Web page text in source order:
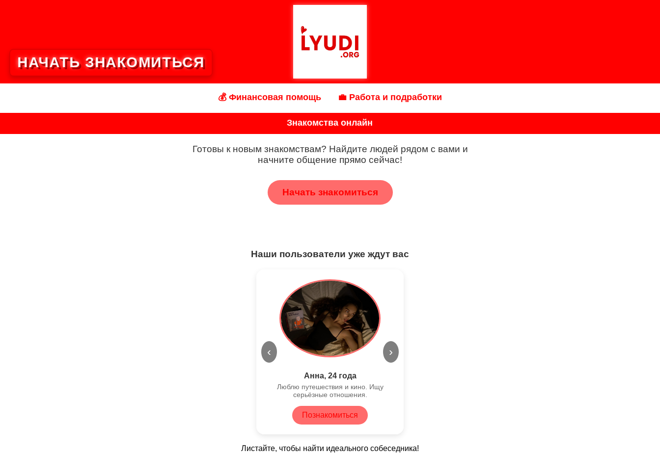
💰 Финансовая помощь 💼 Работа и подработки
Знакомства онлайн
Готовы к новым знакомствам? Найдите людей рядом с вами и
начните общение прямо сейчас!
Начать знакомиться
Наши пользователи уже ждут вас
‹
Анна, 24 года
Люблю путешествия и кино. Ищу
серьёзные отношения.
Познакомиться
›
Листайте, чтобы найти идеального собеседника!
НАЧАТЬ ЗНАКОМИТЬСЯ